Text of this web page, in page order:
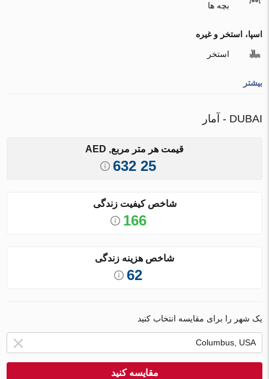
بچه ها
اسپا، استخر و غیره
استخر
بیشتر
DUBAI - آمار
قیمت هر متر مربع, AED
25 632
شاخص کیفیت زندگی
166
شاخص هزینه زندگی
62
یک شهر را برای مقایسه انتخاب کنید
مقایسه کنید